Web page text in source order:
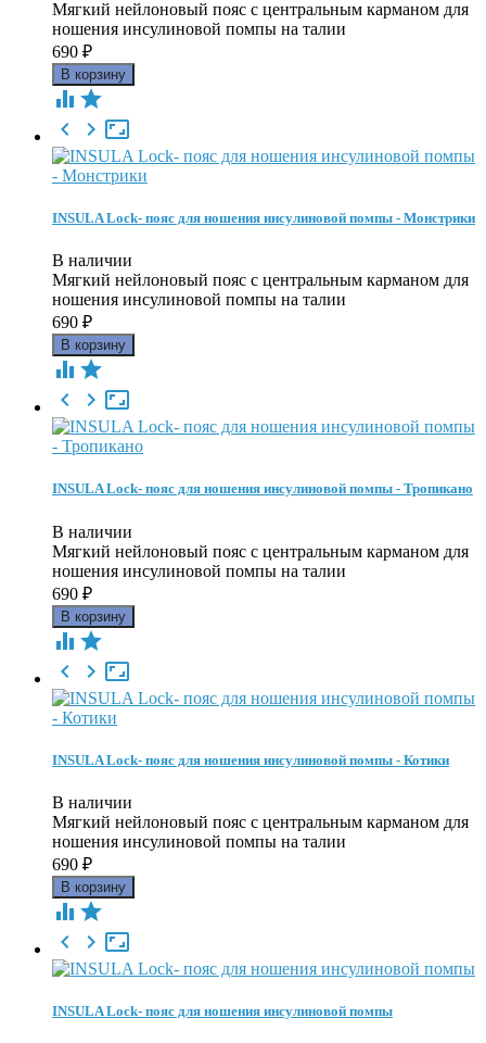
Мягкий нейлоновый пояс c центральным карманом для
ношения инсулиновой помпы на талии
690 ₽
 

 
INSULA Lock- пояс для ношения инсулиновой помпы - Монстрики
В наличии
Мягкий нейлоновый пояс c центральным карманом для
ношения инсулиновой помпы на талии
690 ₽
 

 
INSULA Lock- пояс для ношения инсулиновой помпы - Тропикано
В наличии
Мягкий нейлоновый пояс c центральным карманом для
ношения инсулиновой помпы на талии
690 ₽
 

 
INSULA Lock- пояс для ношения инсулиновой помпы - Котики
В наличии
Мягкий нейлоновый пояс c центральным карманом для
ношения инсулиновой помпы на талии
690 ₽
 

 
INSULA Lock- пояс для ношения инсулиновой помпы